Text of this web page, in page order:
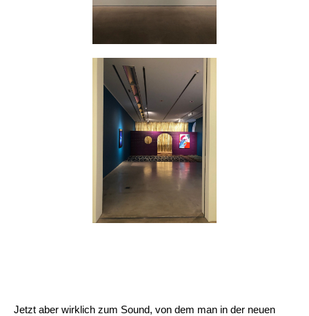
Jetzt aber wirklich zum Sound, von dem man in der neuen